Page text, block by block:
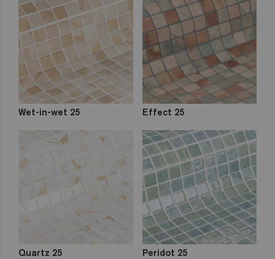
Wet-in-wet 25 Effect 25
Quartz 25 Peridot 25